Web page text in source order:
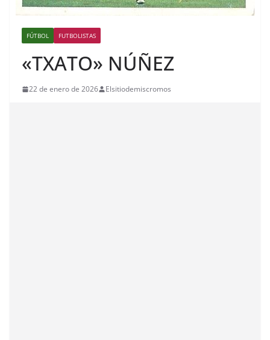
FÚTBOL FUTBOLISTAS
«TXATO» NÚÑEZ
22 de enero de 2026 Elsitiodemiscromos